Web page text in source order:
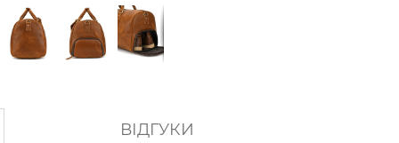
ВІДГУКИ